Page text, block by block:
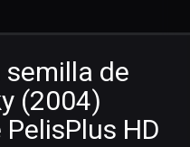
semilla de
(2004)
PelisPlus HD